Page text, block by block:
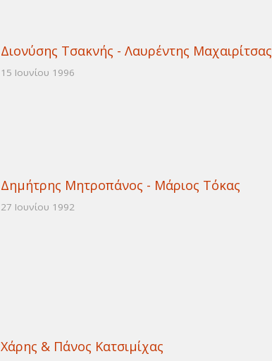
Διονύσης Τσακνής - Λαυρέντης Μαχαιρίτσας
15 Ιουνίου 1996
Δημήτρης Μητροπάνος - Μάριος Τόκας
27 Ιουνίου 1992
Χάρης & Πάνος Κατσιμίχας